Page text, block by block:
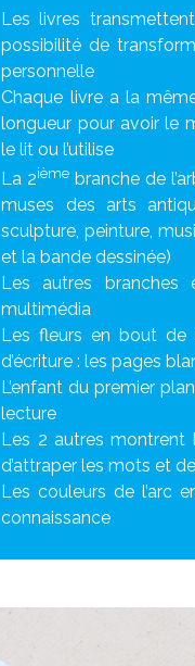
Les livres
possibilité de
personnelle
Chaque livre a la
longueur pour avoir le
le lit ou l’utilise
La 2ième branche de
muses des arts
sculpture, peinture,
et la bande dessinée)
Les autres
multimédia
Les fleurs en bout de
d’écriture : les pages
L’enfant du premier
lecture
Les 2 autres montrent
d’attraper les mots et
Les couleurs de l’arc
connaissance